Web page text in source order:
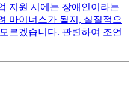
지원 시에는 장애인이라는
마이너스가 될지, 실질적으
르겠습니다. 관련하여 조언